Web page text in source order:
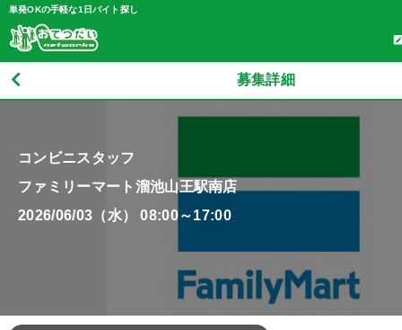
単発OKの手軽な1日バイト探し
募集詳細
コンビニスタッフ
ファミリーマート溜池山王駅南店
2026/06/03（水） 08:00～17:00